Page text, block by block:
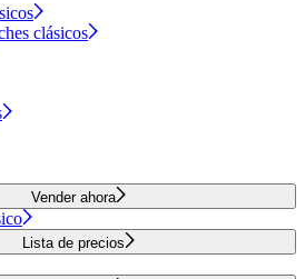
clásicos
Vender ahora
Lista de precios